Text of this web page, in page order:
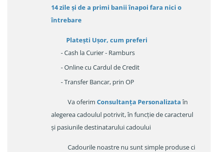
14 zileși de a primi banii înapoi fara nici o
întrebare
Platești Ușor, cum preferi
- Cash la Curier - Ramburs
- Online cu Cardul de Credit
- Transfer Bancar, prin OP
Va oferim Consultanța Personalizataîn
alegerea cadoulul potrivit, în funcție de caracterul
și pasiunile destinatarului cadoului
Cadourile noastre nu sunt simple produse ci